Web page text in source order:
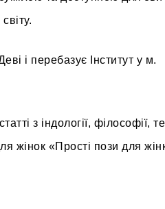
і перебазує Інститут у м.
з індології, філософії,
жінок «Прості пози для